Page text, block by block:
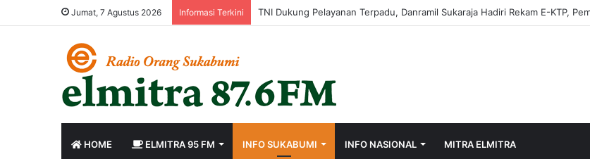
Jumat, 7 Agustus 2026 Informasi Terkini Perkuat Birokrasi Lewat Sistem Merit, Ayep Zaki Lantik 24 Pejabat
HOME ELMITRA 95 FM INFO SUKABUMI INFO NASIONAL MITRA ELMITRA